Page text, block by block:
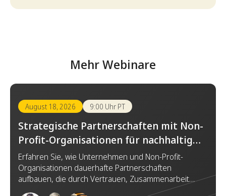
Mehr Webinare
August 18, 2026 9:00 Uhr PT
Strategische Partnerschaften mit Non-
Profit-Organisationen für nachhaltige
Wirkung aufbauen
Erfahren Sie, wie Unternehmen und Non-Profit-
Organisationen dauerhafte Partnerschaften
aufbauen, die durch Vertrauen, Zusammenarbeit
und gemeinsame Ziele einen bedeutenden